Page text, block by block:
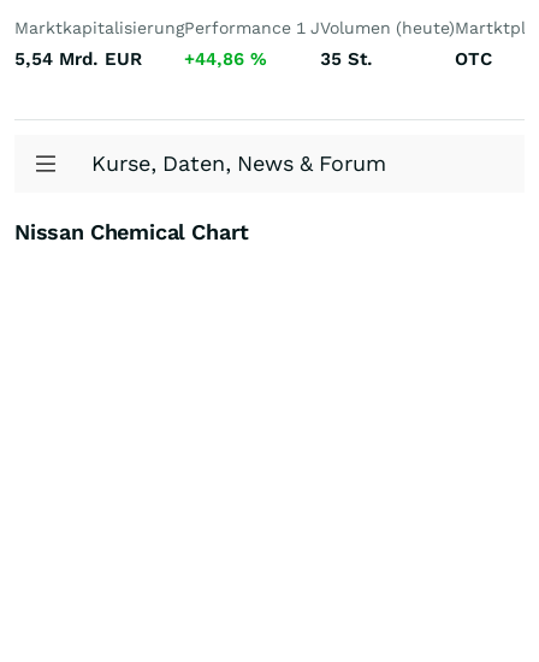
Marktkapitalisierung
5,54 Mrd. EUR
Performance 1 J
+44,86 %
Volumen (heute)
35 St. OTC
Kurse, Daten, News & Forum
Nissan Chemical Chart